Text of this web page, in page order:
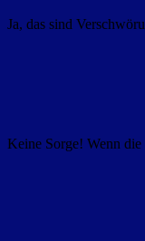
Ja, das sind
Keine Sorge! Wenn